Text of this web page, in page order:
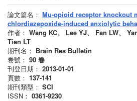
論文篇名： Mu-opioid receptor knockout
chlordiazepoxide-induced anxiolytic
作者： Wang KC、 Lee YJ、 Fan LW、
Tien LT
期刊名： Brain Res Bulletin
卷號： 90 卷
刊登日期： 2013-01-01
頁數： 137-141
期刊類型： SCI
ISSN： 0361-9230